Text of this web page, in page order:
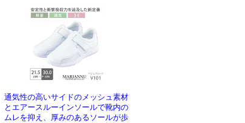
通気性の高いサイドのメッシュ素材
とエアースルーインソールで靴内の
ムレを抑え、厚みのあるソールが歩